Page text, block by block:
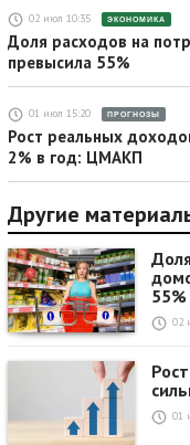
02 июл 10:35 ЭКОНОМИКА
Доля расходов на
превысила 55%
01 июл 15:20 ПРОГНОЗЫ
Рост реальных
2% в год: ЦМАКП
Другие
55%
02
01